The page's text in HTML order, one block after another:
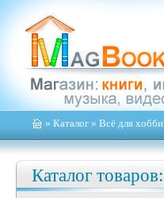
» Каталог » Всё для хобби
Каталог товаров: